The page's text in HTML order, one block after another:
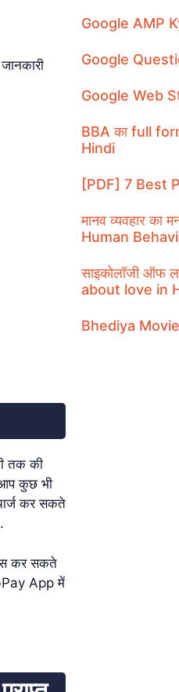
तक की
कुछ भी
कर सकते
कर सकते
App में
Google AMP
Google
Google Web
BBA का full
Hindi
[PDF] 7 Best
मानव व्यवहार का
Human
साइकोलॉजी ऑफ
about love in
Bhediya Movie: